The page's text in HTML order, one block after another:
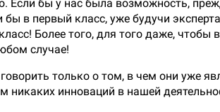
Если бы у нас была возможность,
в первый класс, уже будучи
Более того, для того даже,
случае!
только о том, в чем они уже
никаких инноваций в нашей